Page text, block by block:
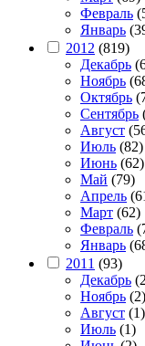
Февраль
Январь
2012 (819)
Декабрь
Ноябрь
Октябрь
Сентябрь
Август
Июль (82)
Июнь (62)
Май (79)
Апрель
Март (62)
Февраль
Январь
2011 (93)
Декабрь
Ноябрь (2)
Август (1)
Июль (1)